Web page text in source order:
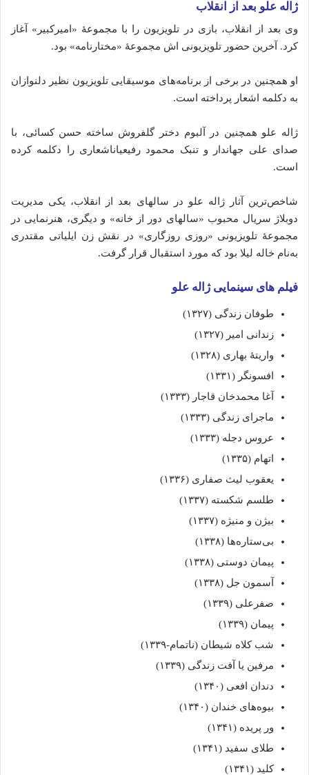
ژاله علو بعد از انقلاب
وی بعد از انقلاب، بازی در تلویزیون را با مجموعهٔ «امیرکبیر» آغاز
کرد. آخرین حضور تلویزیونی اش مجموعهٔ «مختارنامه» بود.
او همچنین در برخی از برنامه‌های موسیقایی تلویزیون نظیر دلنوازان
به دکلمه اشعار پرداخته است.
ژاله علو همچنین در آلبوم دختر گلفروش ساخته حسن کسائی، با
صدای علی جهاندار و تنبک محمود رفیعیاناشعاری را دکلمه کرده
است.
شاخص‌ترین آثار ژاله علو در سالهای بعد از انقلاب، یکی مدیریت
دوبلاژ سریال محبوب «سالهای دور از خانه» و دیگری، هنرنمایی در
مجموعهٔ تلویزیونی «روزی روزگاری» در نقش زن ایلیاتی مقتدری
به‌نام خاله لیلا بود که مورد استقبال قرار گرفت.
فیلم های سینمایی ژاله علو
طوفان زندگی (۱۳۲۷)
زندانی امیر (۱۳۲۷)
واریتهٔ بهاری (۱۳۲۸)
افسونگر (۱۳۳۱)
آغا محمدخان قاجار (۱۳۳۳)
ماجرای زندگی (۱۳۳۳)
عروس دجله (۱۳۳۳)
اتهام (۱۳۳۵)
یعقوب لیث صفاری (۱۳۳۶)
طلسم شکسته (۱۳۳۷)
بیژن و منیژه (۱۳۳۷)
بی‌ستاره‌ها (۱۳۳۸)
پیمان دوستی (۱۳۳۸)
آسمون جل (۱۳۳۸)
صفرعلی (۱۳۳۹)
پیمان (۱۳۳۹)
شب کلاه شیطان (ناتمام-۱۳۳۹)
مرفین یا آفت زندگی (۱۳۳۹)
دندان افعی (۱۳۴۰)
بیوه‌های خندان (۱۳۴۰)
ور پریده (۱۳۴۱)
طلای سفید (۱۳۴۱)
کلید (۱۳۴۱)